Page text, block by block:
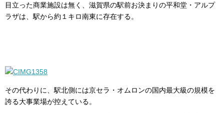
目立った商業施設は無く、滋賀県の駅前お決まりの平和堂・アルプ
ラザは、駅から約１キロ南東に存在する。
その代わりに、駅北側には京セラ・オムロンの国内最大級の規模を
誇る大事業場が控えている。